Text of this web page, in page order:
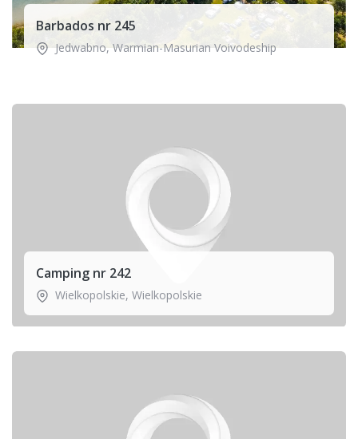
Barbados nr 245
Jedwabno,Warmian-Masurian Voivodeship
Camping nr 242
Wielkopolskie, Wielkopolskie